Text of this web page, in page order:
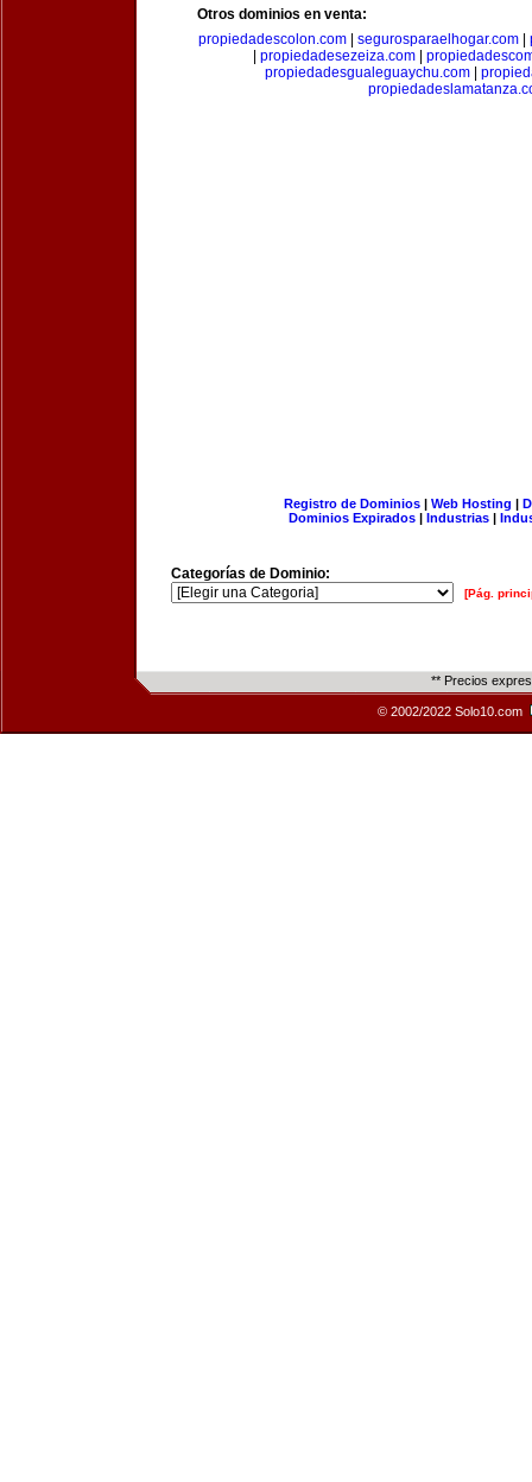
Otros dominios en venta:
propiedadescolon.com| segurosparaelhogar.com|
propiedadesezeiza.com
propiedadesgualeguaychu.com|
Registro de Dominios| Web Hosting |
Dominios Expirados | Industrias |
Categorías de Dominio:
[Pág.
** Precios
© 2002/2022 Solo10.com